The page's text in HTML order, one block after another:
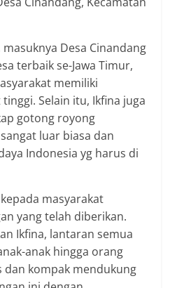
Desa Cinandang
terbaik se-Jawa Timur,
memiliki
Selain itu, Ikfina juga
gotong royong
luar biasa dan
Indonesia yg harus di
masyarakat
yang telah diberikan.
Ikfina, lantaran semua
anak hingga orang
dan kompak mendukung